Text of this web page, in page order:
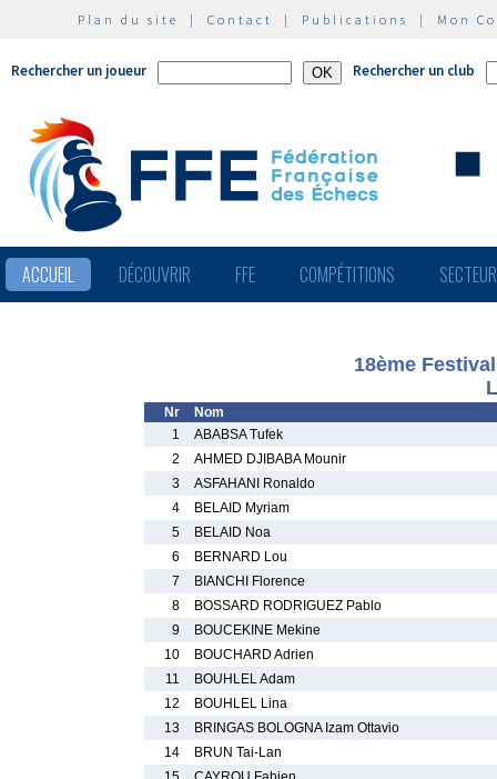
Plan du site | Contact | Publications | Mon
Rechercher un joueur Rechercher un club
ACCUEIL DÉCOUVRIR FFE COMPÉTITIONS
18ème
Nr
Nom
1
ABABSA Tufek
2
AHMED DJIBABA Mounir
3
ASFAHANI Ronaldo
4
BELAID Myriam
5
BELAID Noa
6
BERNARD Lou
7
BIANCHI Florence
8
BOSSARD RODRIGUEZ Pablo
9
BOUCEKINE Mekine
10
BOUCHARD Adrien
11
BOUHLEL Adam
12
BOUHLEL Lina
13
BRINGAS BOLOGNA Izam Ottavio
14
BRUN Tai-Lan